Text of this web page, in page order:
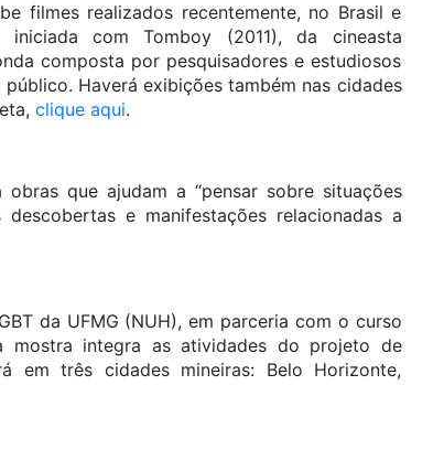
filmes realizados recentemente, no Brasil e
iniciada com Tomboy (2011), da cineasta
composta por pesquisadores e estudiosos
Haverá exibições também nas cidades
clique aqui.
que ajudam a “pensar sobre situações
e manifestações relacionadas a
da UFMG (NUH), em parceria com o curso
mostra integra as atividades do projeto de
em três cidades mineiras: Belo Horizonte,